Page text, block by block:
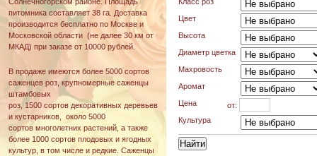
питомника составляет 38 га. Доставка
производится бесплатно по Москве и
Московской области (не далее 30 км от
МКАД) при заказе от 10000 рублей.
В продаже имеются более 5000 сортов
саженцев роз, крупномерные саженцы
штамбовых
роз, 1500 сортов декоративных деревьев
и кустарников, около 5000
сортов многолетних растений, а также
более 1000 сортов плодовых и ягодных
культур, в том числе и редкие. Саженцы
Цвет
Высота
Диаметр цветка
Махровость
Аромат
Цена
от:
Культура